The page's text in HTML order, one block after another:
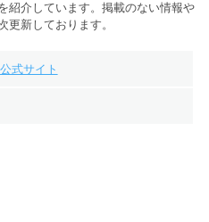
紹介しています。掲載のない情報や
更新しております。
公式サイト